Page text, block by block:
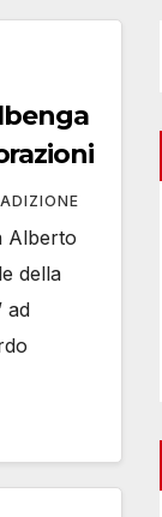
Alberto
della
ad